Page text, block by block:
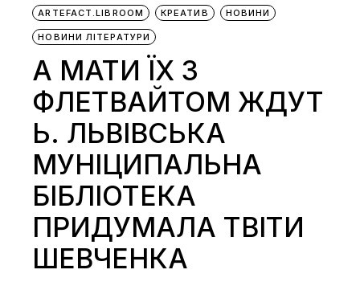
ARTEFACT.LIBROOM
КРЕАТИВ НОВИНИ
НОВИНИ ЛІТЕРАТУРИ
А МАТИ ЇХ З
ФЛЕТВАЙТОМ ЖДУТ
Ь. ЛЬВІВСЬКА
МУНІЦИПАЛЬНА
БІБЛІОТЕКА
ПРИДУМАЛА ТВІТИ
ШЕВЧЕНКА